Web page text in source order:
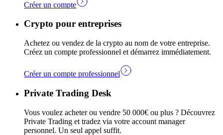
Créer un compte
Crypto pour entreprises
Achetez ou vendez de la crypto au nom de votre entreprise.
Créez un compte professionnel et démarrez immédiatement.
Créer un compte professionnel
Private Trading Desk
Vous voulez acheter ou vendre 50 000€ ou plus ? Découvrez
Private Trading et tradez via votre account manager
personnel. Un seul appel suffit.